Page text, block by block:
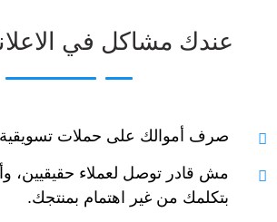
عندك مشاكل في
صرف أموالك على حملات
مش قادر توصل لعملاء حقيقيين،
بتكلمك من غير اهتمام بمنتجك.